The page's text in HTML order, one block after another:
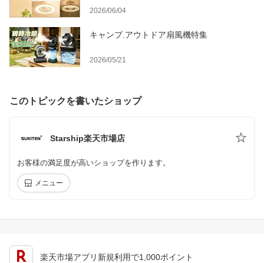
2026/06/04
キャンプ.アウトドア扇風機特集
2026/05/21
このトピックを書いたショップ
Starship楽天市場店
お客様の満足度が高いショップを作ります。
メニュー
楽天市場アプリ新規利用で1,000ポイント